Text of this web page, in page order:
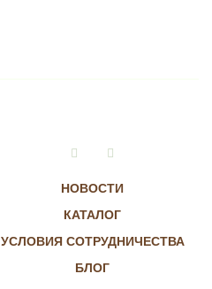
НОВОСТИ
КАТАЛОГ
УСЛОВИЯ СОТРУДНИЧЕСТВА
БЛОГ
VkontakteInstagram